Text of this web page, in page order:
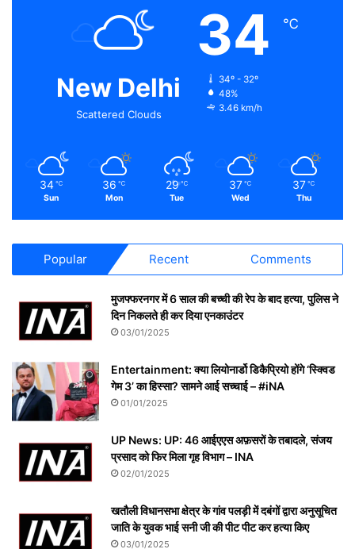
New Delhi
Scattered Clouds
34 ℃
34º - 32º
48%
3.46 km/h
34 ℃
Sun
36 ℃
Mon
29 ℃
Tue
37 ℃
Wed
37 ℃
Thu
Popular Recent Comments
मुजफ्फरनगर में 6 साल की बच्ची की रेप के बाद हत्या, पुलिस ने
दिन निकलते ही कर दिया एनकाउंटर
03/01/2025
Entertainment: क्या लियोनार्डो डिकैप्रियो होंगे ‘स्क्विड
गेम 3’ का हिस्सा? सामने आई सच्चाई – #iNA
01/01/2025
UP News: UP: 46 आईएएस अफ़सरों के तबादले, संजय
प्रसाद को फिर मिला गृह विभाग – INA
02/01/2025
खतौली विधानसभा क्षेत्र के गांव पलड़ी में दबंगों द्वारा अनुसूचित
जाति के युवक भाई सनी जी की पीट पीट कर हत्या किए
03/01/2025